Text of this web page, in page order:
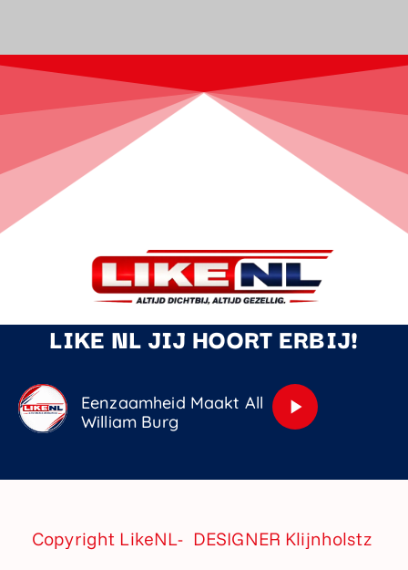
LIKE NL JIJ HOORT ERBIJ!
Eenzaamheid Maakt Alle Mensen Gelijk
William Burg
play_arrow
Copyright LikeNL- DESIGNER Klijnholstz